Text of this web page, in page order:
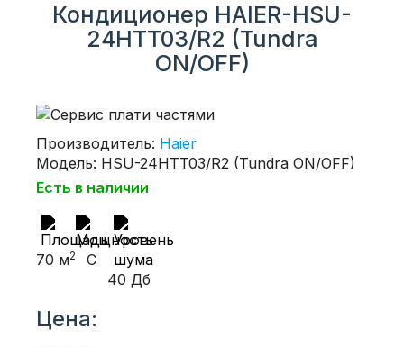
Кондиционер HAIER-HSU-
24HTT03/R2 (Tundra
ON/OFF)
Производитель: Haier
Модель: HSU-24HTT03/R2 (Tundra ON/OFF)
Есть в наличии
70 м2
С
40 Дб
Цена: